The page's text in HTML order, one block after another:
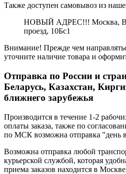
Также доступен самовывоз из
НОВЫЙ АДРЕС!!! Москва,
проезд, 10Бс1
Внимание! Прежде чем
уточните наличие товара и
Отправка по России и
Беларусь, Казахстан,
ближнего зарубежья
Производится в течение 1-2
оплаты заказа, также по
по МСК возможна отправка "день
Возможна отправка любой
курьерской службой, которая
приема заказов находится в